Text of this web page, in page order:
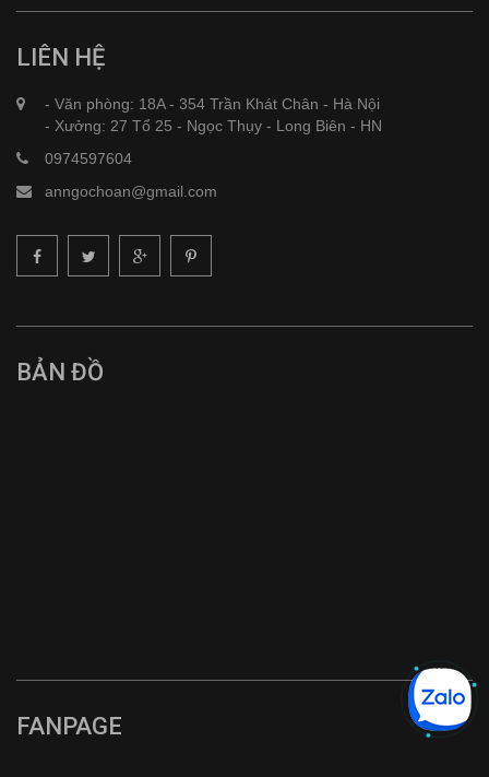
LIÊN HỆ
- Văn phòng: 18A - 354 Trần Khát Chân - Hà Nội
- Xưởng: 27 Tổ 25 - Ngọc Thụy - Long Biên - HN
0974597604
anngochoan@gmail.com
BẢN ĐỒ
FANPAGE